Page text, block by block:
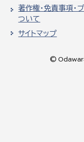
著作権・免責事項・
ついて
サイトマップ
©